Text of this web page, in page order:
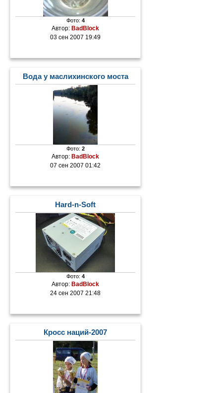
Фото: 4
Автор:BadBlock
03 сен 2007 19:49
Вода у маслихинского моста
Фото: 2
Автор:BadBlock
07 сен 2007 01:42
Hard-n-Soft
Фото: 4
Автор: BadBlock
24 сен 2007 21:48
Кросс наций-2007